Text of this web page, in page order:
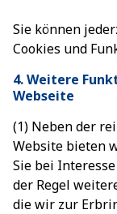
Sie können
Cookies und
4. Weitere
Webseite
(1) Neben der
Website bieten
Sie bei
der Regel
die wir zur